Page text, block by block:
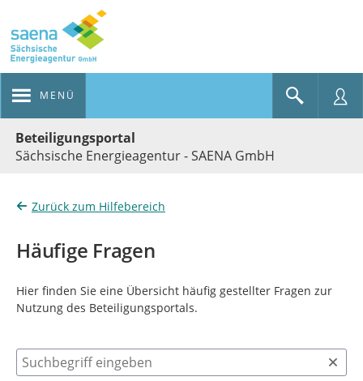
MENÜ
Beteiligungsportal
Sächsische Energieagentur - SAENA GmbH
Zurück zum Hilfebereich
Häufige Fragen
Hier finden Sie eine Übersicht häufig gestellter Fragen zur
Nutzung des Beteiligungsportals.
Suchbegriff eingeben